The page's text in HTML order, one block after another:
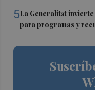
5La Generalitat
para programas y